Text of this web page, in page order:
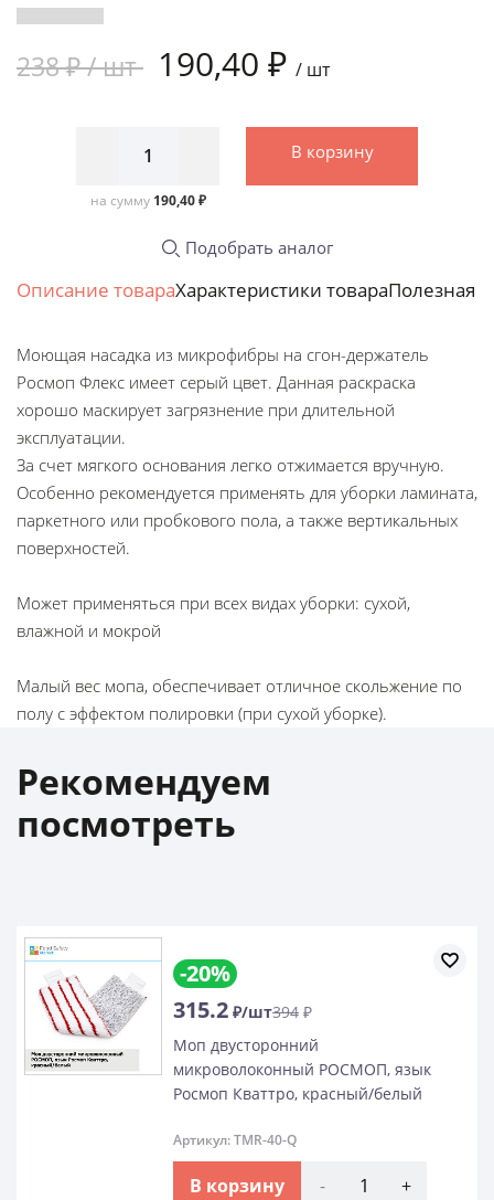
238 ₽ /шт 190,40 ₽ / шт
на сумму 190,40 ₽
В корзину
Подобрать аналог
Описание товараХарактеристики товараПолезная
Моющая насадка из микрофибры на сгон-держатель
Росмоп Флекс имеет серый цвет. Данная раскраска
хорошо маскирует загрязнение при длительной
эксплуатации.
За счет мягкого основания легко отжимается вручную.
Особенно рекомендуется применять для уборки ламината,
паркетного или пробкового пола, а также вертикальных
поверхностей.
Может применяться при всех видах уборки: сухой,
влажной и мокрой
Малый вес мопа, обеспечивает отличное скольжение по
полу с эффектом полировки (при сухой уборке).
Рекомендуем
посмотреть
-20%
315.2 ₽/шт394 ₽
Моп двусторонний
микроволоконный РОСМОП, язык
Росмоп Кваттро, красный/белый
Артикул: TMR-40-Q
В корзину - +